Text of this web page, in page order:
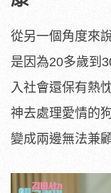
從另一個角度來
是因為20多歲到
入社會還保有熱
神去處理愛情的
變成兩邊無法兼